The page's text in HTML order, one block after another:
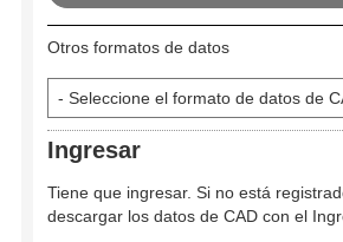
Otros formatos de datos
Ingresar
Tiene que ingresar. Si no está
descargar los datos de CAD con el